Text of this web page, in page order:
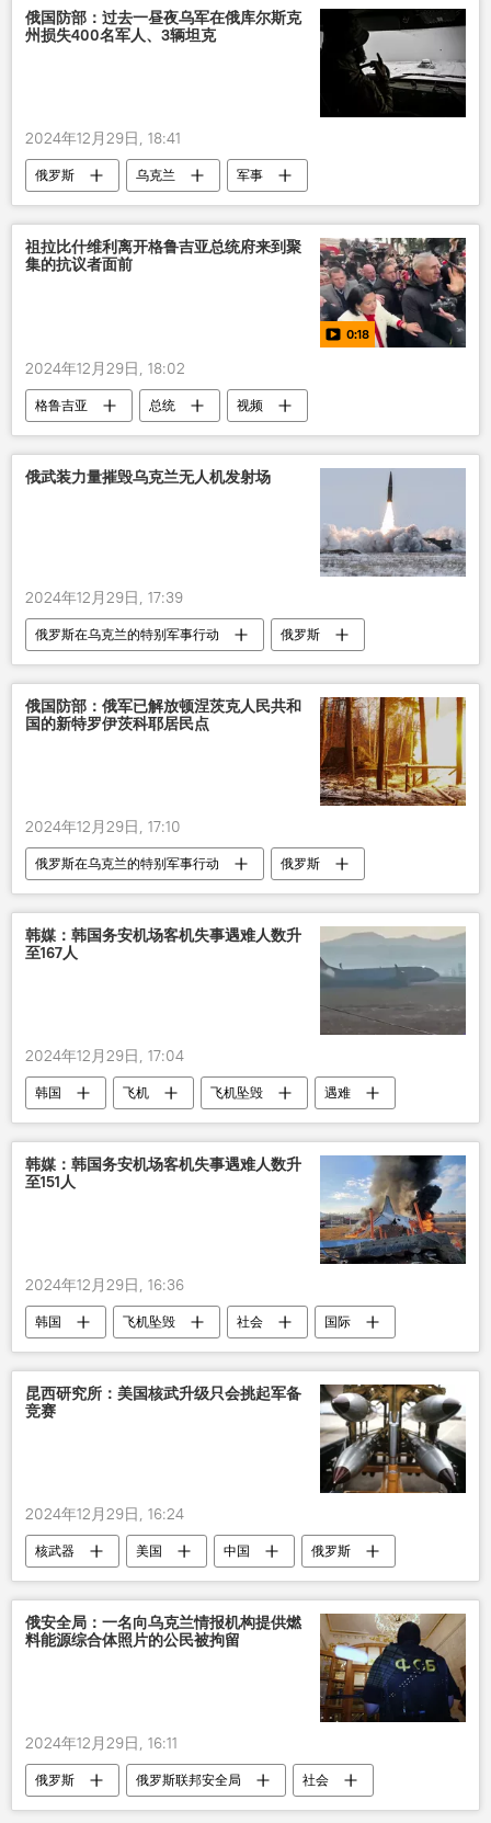
俄国防部：过去一昼夜乌军在俄库尔斯克
州损失400名军人、3辆坦克
2024年12月29日, 18:41
俄罗斯 乌克兰 军事
祖拉比什维利离开格鲁吉亚总统府来到聚
集的抗议者面前
0:18
2024年12月29日, 18:02
格鲁吉亚 总统 视频
俄武装力量摧毁乌克兰无人机发射场
2024年12月29日, 17:39
俄罗斯在乌克兰的特别军事行动
俄罗斯
乌克兰
军事
俄国防部：俄军已解放顿涅茨克人民共和
国的新特罗伊茨科耶居民点
2024年12月29日, 17:10
俄罗斯在乌克兰的特别军事行动
俄罗斯
乌克兰
军事
韩媒：韩国务安机场客机失事遇难人数升
至167人
2024年12月29日, 17:04
韩国 飞机 飞机坠毁 遇难
韩媒：韩国务安机场客机失事遇难人数升
至151人
2024年12月29日, 16:36
韩国 飞机坠毁 社会 国际
昆西研究所：美国核武升级只会挑起军备
竞赛
2024年12月29日, 16:24
核武器 美国 中国 俄罗斯
俄安全局：一名向乌克兰情报机构提供燃
料能源综合体照片的公民被拘留
2024年12月29日, 16:11
俄罗斯 俄罗斯联邦安全局 社会